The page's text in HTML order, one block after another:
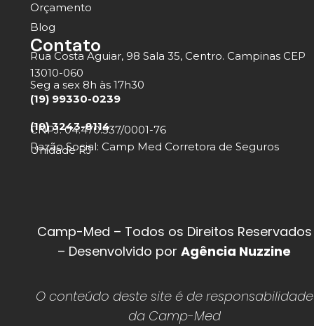
Orçamento
Blog
Contato
Rua Costa Aguiar, 98 Sala 35, Centro. Campinas CEP
13010-060
Seg a sex 8h às 17h30
(19) 99330-0239
(19) 3243-8114
CNPJ: 04.470.537/0001-76
Razão Social: Camp Med Corretora de Seguros
Unidade RJ
Camp-Med – Todos os Direitos Reservados
– Desenvolvido por Agência Nuzzine
O conteúdo deste site é de responsabilidade
da Camp-Med